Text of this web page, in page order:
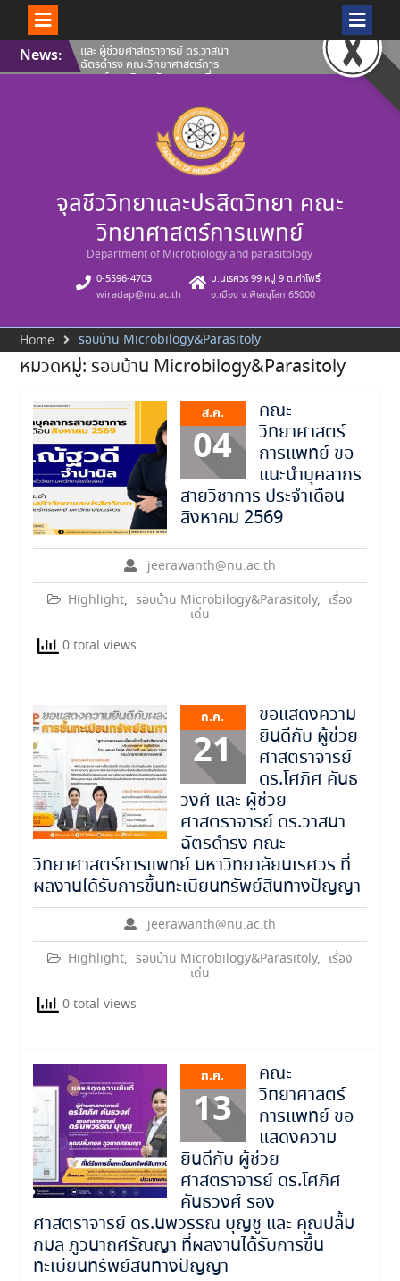
Skip
content
News: คณะวิทยาศาสตร์การแพทย์ ขอ
แสดงความยินดีกับ ผู้ช่วย
ศาสตราจารย์ ดร.โศภิศ คันธวงศ์
ชู และ คุณปลื้มกมล ภูวนาถ
ศรัณญา ที่ผลงานได้รับการขึ้น
ทะเบียนทรัพย์สินทางปัญญา
คณะวิทยาศาสตร์การแพทย์ ขอ
แนะนำบุคลากรสายวิชาการ ประจำ
เดือนสิงหาคม 2569
ศาสตราจารย์ ดร.โศภิศ คันธวงศ์
และ ผู้ช่วยศาสตราจารย์ ดร.วาสนา
ฉัตรดำรง คณะวิทยาศาสตร์การ
แพทย์ มหาวิทยาลัยนเรศวร ที่ผล
งานได้รับการขึ้นทะเบียนทรัพย์สิน
ทางปัญญา
จุลชีววิทยาและปรสิตวิทยา คณะ
วิทยาศาสตร์การแพทย์
Department of Microbiology and parasitology
0-5596-4703
wiradap@nu.ac.th
ม.นเรศวร 99 หมู่ 9 ต.ท่าโพธิ์
อ.เมือง จ.พิษณุโลก 65000
Home รอบบ้าน Microbilogy&Parasitoly
หมวดหมู่: รอบบ้าน Microbilogy&Parasitoly
ส.ค.
04
คณะ
วิทยาศาสตร์
การแพทย์ ขอ
แนะนำบุคลากร
สายวิชาการ ประจำเดือน
สิงหาคม 2569
jeerawanth@nu.ac.th
Highlight, รอบบ้าน Microbilogy&Parasitoly, เรื่อง
เด่น
0 total views
ก.ค.
21
ขอแสดงความ
ยินดีกับ ผู้ช่วย
ศาสตราจารย์
ดร.โศภิศ คันธ
วงศ์ และ ผู้ช่วย
ศาสตราจารย์ ดร.วาสนา
ฉัตรดำรง คณะ
วิทยาศาสตร์การแพทย์ มหาวิทยาลัยนเรศวร ที่
ผลงานได้รับการขึ้นทะเบียนทรัพย์สินทางปัญญา
jeerawanth@nu.ac.th
Highlight, รอบบ้าน Microbilogy&Parasitoly, เรื่อง
เด่น
0 total views
ก.ค.
13
คณะ
วิทยาศาสตร์
การแพทย์ ขอ
แสดงความ
ยินดีกับ ผู้ช่วย
ศาสตราจารย์ ดร.โศภิศ
คันธวงศ์ รอง
ศาสตราจารย์ ดร.นพวรรณ บุญชู และ คุณปลื้ม
กมล ภูวนาถศรัณญา ที่ผลงานได้รับการขึ้น
ทะเบียนทรัพย์สินทางปัญญา